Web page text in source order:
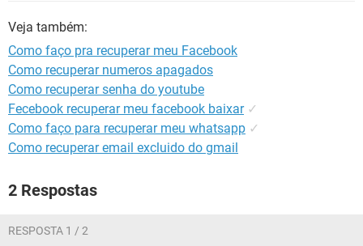
Veja também:
Como faço pra recuperar meu Facebook
Como recuperar numeros apagados
Como recuperar senha do youtube
Fecebook recuperar meu facebook baixar ✓
Como faço para recuperar meu whatsapp ✓
Como recuperar email excluido do gmail
2 Respostas
RESPOSTA 1 / 2